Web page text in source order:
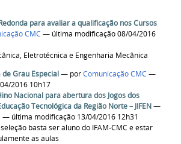
para avaliar a qualificação nos Cursos
CMC — última modificação 08/04/2016
Eletrotécnica e Engenharia Mecânica
Grau Especial— porComunicação CMC —
2016 10h17
Nacional para abertura dos Jogos dos
Tecnológica da Região Norte – JIFEN—
— última modificação 13/04/2016 12h31
basta ser aluno do IFAM-CMC e estar
as aulas